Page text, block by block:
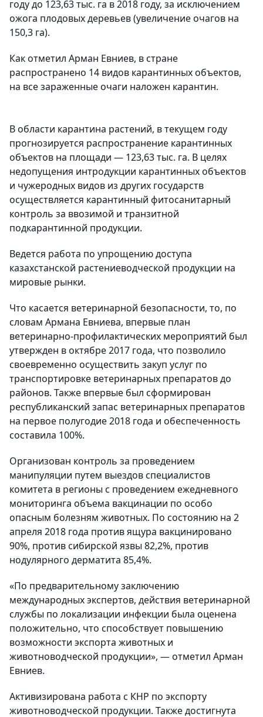
году до 123,63 тыс. га в 2018 году, за исключением
ожога плодовых деревьев (увеличение очагов на
150,3 га).
Как отметил Арман Евниев, в стране
распространено 14 видов карантинных объектов,
на все зараженные очаги наложен карантин.
В области карантина растений, в текущем году
прогнозируется распространение карантинных
объектов на площади — 123,63 тыс. га. В целях
недопущения интродукции карантинных объектов
и чужеродных видов из других государств
осуществляется карантинный фитосанитарный
контроль за ввозимой и транзитной
подкарантинной продукции.
Ведется работа по упрощению доступа
казахстанской растениеводческой продукции на
мировые рынки.
Что касается ветеринарной безопасности, то, по
словам Армана Евниева, впервые план
ветеринарно-профилактических мероприятий был
утвержден в октябре 2017 года, что позволило
своевременно осуществить закуп услуг по
транспортировке ветеринарных препаратов до
районов. Также впервые был сформирован
республиканский запас ветеринарных препаратов
на первое полугодие 2018 года и обеспеченность
составила 100%.
Организован контроль за проведением
манипуляции путем выездов специалистов
комитета в регионы с проведением ежедневного
мониторинга объема вакцинации по особо
опасным болезням животных. По состоянию на 2
апреля 2018 года против ящура вакцинировано
90%, против сибирской язвы 82,2%, против
нодулярного дерматита 85,4%.
«По предварительному заключению
международных экспертов, действия ветеринарной
службы по локализации инфекции была оценена
положительно, что способствует повышению
возможности экспорта животных и
животноводческой продукции», — отметил Арман
Евниев.
Активизирована работа с КНР по экспорту
животноводческой продукции. Также достигнута